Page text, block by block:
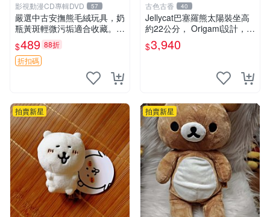
影視動漫CD專輯DVD 57
嚴選中古安撫熊毛絨玩具，奶
瓶黃斑輕微污垢適合收藏。默
認兩日發貨，全國快遞隨機派
送。 成色如圖可放心購買，
輕微瑕疵和臟污不影響使用。
安撫熊 中古玩偶 毛
$489 88折
折扣碼
古色古香 40
Jellycat巴塞羅熊太陽裝坐高
約22公分， Origami設計，來
自越南。嚴選 Recommendat
ion！巴塞羅、 Origami熊、J
$3,940
拍賣新星 拍賣新星